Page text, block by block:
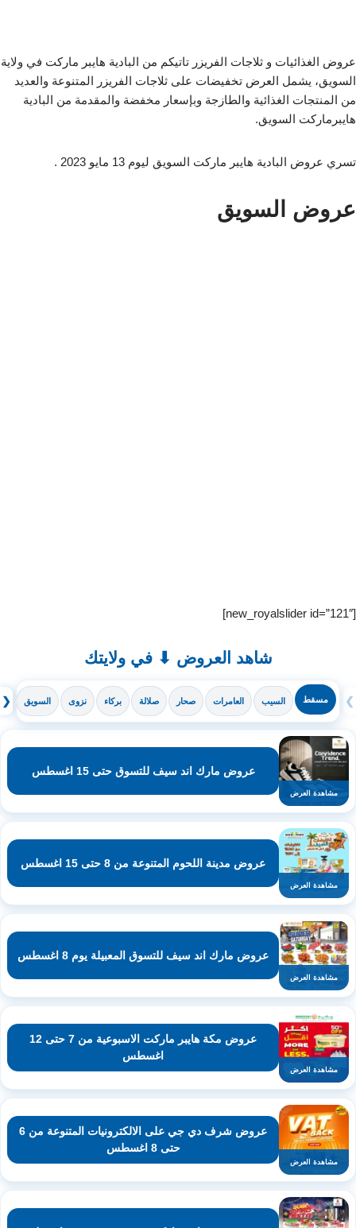
عروض الغذائيات و ثلاجات الفريزر تاتيكم من البادية هايبر ماركت في ولاية
السويق، يشمل العرض تخفيضات على ثلاجات الفريزر المتنوعة والعديد
من المنتجات الغذائية والطازجة وبإسعار مخفضة والمقدمة من البادية
هايبرماركت السويق.
تسري عروض البادية هايبر ماركت السويق ليوم 13 مايو 2023 .
عروض السويق
[new_royalslider id=”121″]
شاهد العروض ⬇ في ولايتك
❮ مسقط السيب العامرات صحار صلالة بركاء نزوى السويق ❯
مشاهدة العرض
عروض مارك اند سيف للتسوق حتى 15 اغسطس
مشاهدة العرض
عروض مدينة اللحوم المتنوعة من 8 حتى 15 اغسطس
مشاهدة العرض
عروض مارك اند سيف للتسوق المعبيلة يوم 8 اغسطس
مشاهدة العرض
عروض مكة هايبر ماركت الاسبوعية من 7 حتى 12
اغسطس
مشاهدة العرض
عروض شرف دي جي على الالكترونيات المتنوعة من 6
حتى 8 اغسطس